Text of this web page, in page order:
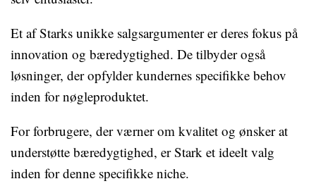
Et af Starks unikke salgsargumenter er deres fokus på
innovation og bæredygtighed. De tilbyder også
løsninger, der opfylder kundernes specifikke behov
inden for nøgleproduktet.
For forbrugere, der værner om kvalitet og ønsker at
understøtte bæredygtighed, er Stark et ideelt valg
inden for denne specifikke niche.